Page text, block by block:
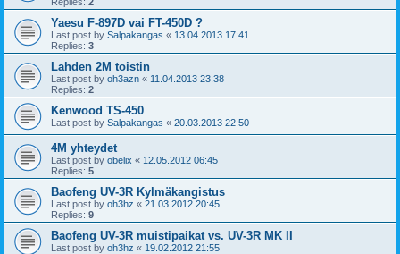
Yaesu F-897D vai FT-450D ?
Last post by Salpakangas « 13.04.2013 17:41
Replies: 3
Lahden 2M toistin
Last post by oh3azn « 11.04.2013 23:38
Replies: 2
Kenwood TS-450
Last post by Salpakangas « 20.03.2013 22:50
4M yhteydet
Last post by obelix « 12.05.2012 06:45
Replies: 5
Baofeng UV-3R Kylmäkangistus
Last post by oh3hz « 21.03.2012 20:45
Replies: 9
Baofeng UV-3R muistipaikat vs. UV-3R MK II
Last post by oh3hz « 19.02.2012 21:55